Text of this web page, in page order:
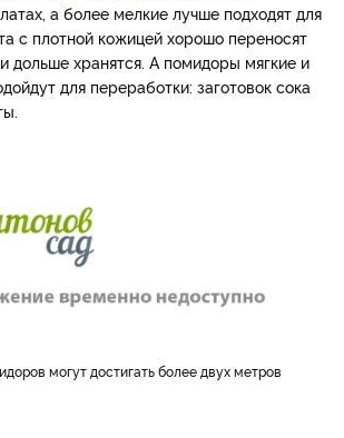
а более мелкие лучше подходят для
с плотной кожицей хорошо переносят
дольше хранятся. А помидоры мягкие и
для переработки: заготовок сока